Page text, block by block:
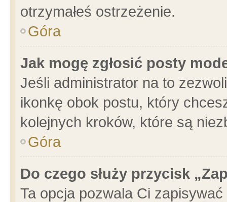
otrzymałeś ostrzeżenie.
Góra
Jak mogę zgłosić posty
Jeśli administrator na to
ikonkę obok postu, który
kolejnych kroków, które są
Góra
Do czego służy przycisk
Ta opcja pozwala Ci